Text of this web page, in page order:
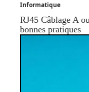
Informatique
RJ45 Câblage A
bonnes pratiques